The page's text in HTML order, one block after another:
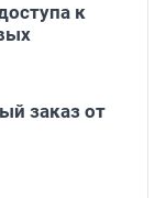
к
заказ от